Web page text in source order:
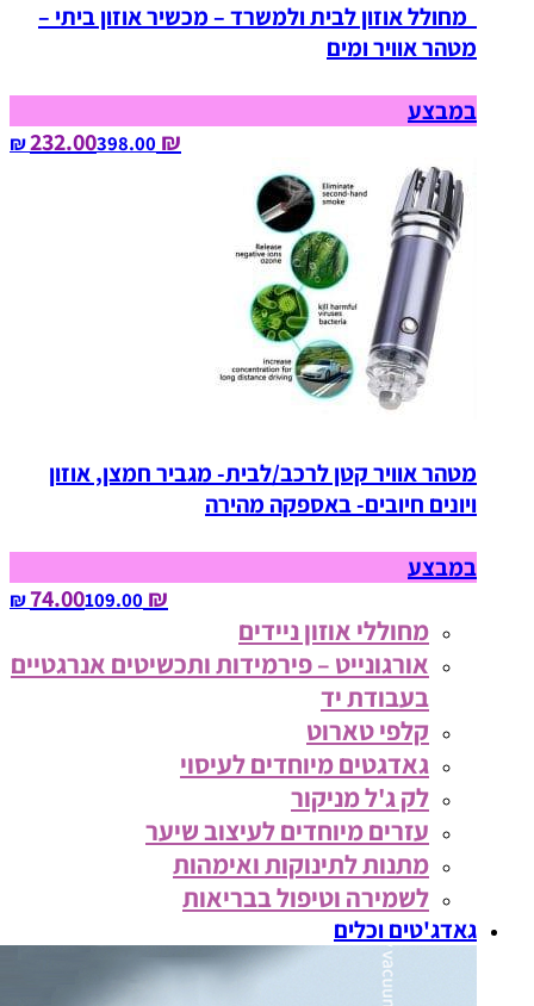
מחולל אוזון לבית ולמשרד – מכשיר אוזון ביתי –
מטהר אוויר ומים
במבצע
₪ 232.00
398.00‏ ₪
מטהר אוויר קטן לרכב/לבית- מגביר חמצן, אוזון
ויונים חיובים- באספקה מהירה
במבצע
₪ 74.00
109.00‏ ₪
מחוללי אוזון ניידים
אורגונייט – פירמידות ותכשיטים אנרגטיים
בעבודת יד
קלפי טארוט
גאדגטים מיוחדים לעיסוי
לק ג'ל מניקור
עזרים מיוחדים לעיצוב שיער
מתנות לתינוקות ואימהות
לשמירה וטיפול בבריאות
גאדג'טים וכלים